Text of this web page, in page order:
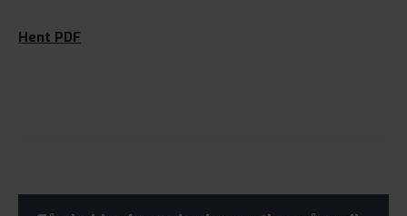
Hent PDF